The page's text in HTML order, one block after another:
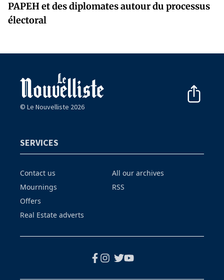
PAPEH et des diplomates autour du processus
électoral
© Le Nouvelliste 2026
SERVICES
Contact us
Mournings
Offers
Real Estate adverts
All our archives
RSS